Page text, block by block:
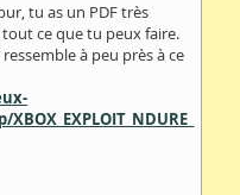
tu as un PDF très
ce que tu peux faire.
à peu près à ce